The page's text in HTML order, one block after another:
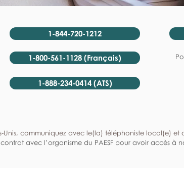
1-844-720-1212
1-800-561-1128 (Français)
1-888-234-0414 (ATS)
Unis, communiquez avec le(la) téléphoniste local(e) et
avec l’organisme du PAESF pour avoir accès à